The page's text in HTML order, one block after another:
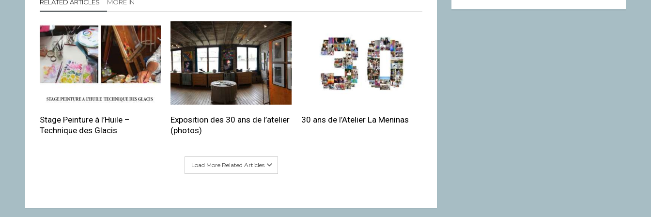
RELATED ARTICLES MORE IN
Stage Peinture à l’Huile –
Technique des Glacis
Exposition des 30 ans de l’atelier
(photos)
30 ans de l’Atelier La Meninas
Load More Related Articles